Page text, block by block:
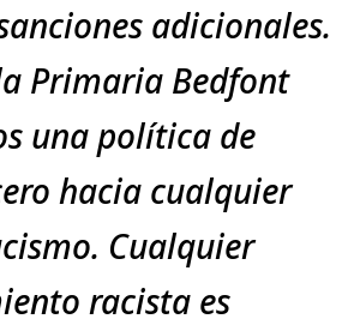
adicionales.
Primaria Bedfont
una política de
hacia cualquier
Cualquier
racista es